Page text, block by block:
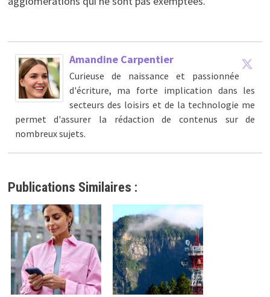
Amandine Carpentier
Curieuse de naissance et passionnée
d'écriture, ma forte implication dans les
secteurs des loisirs et de la technologie me
permet d'assurer la rédaction de contenus sur de
nombreux sujets.
Publications Similaires :